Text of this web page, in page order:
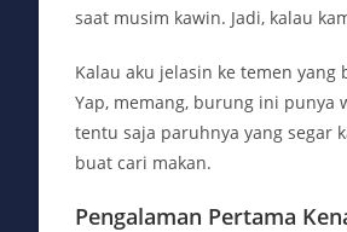
saat musim kawin. Jadi, kalau
Kalau aku jelasin ke temen
Yap, memang, burung ini punya
tentu saja paruhnya yang segar
buat cari makan.
Pengalaman Pertama